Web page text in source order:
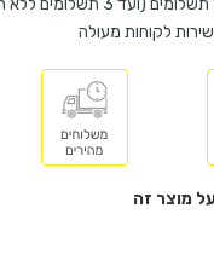
לקוחות מעולה
מוצר זה